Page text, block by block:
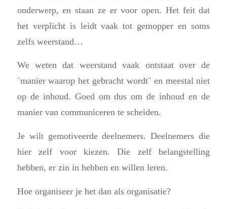
onderwerp, en staan ze er voor open. Het feit dat
het verplicht is leidt vaak tot gemopper en soms
zelfs weerstand…
We weten dat weerstand vaak ontstaat over de
¨manier waarop het gebracht wordt¨ en meestal niet
op de inhoud. Goed om dus om de inhoud en de
manier van communiceren te scheiden.
Je wilt gemotiveerde deelnemers. Deelnemers die
hier zelf voor kiezen. Die zelf belangstelling
hebben, er zin in hebben en willen leren.
Hoe organiseer je het dan als organisatie?